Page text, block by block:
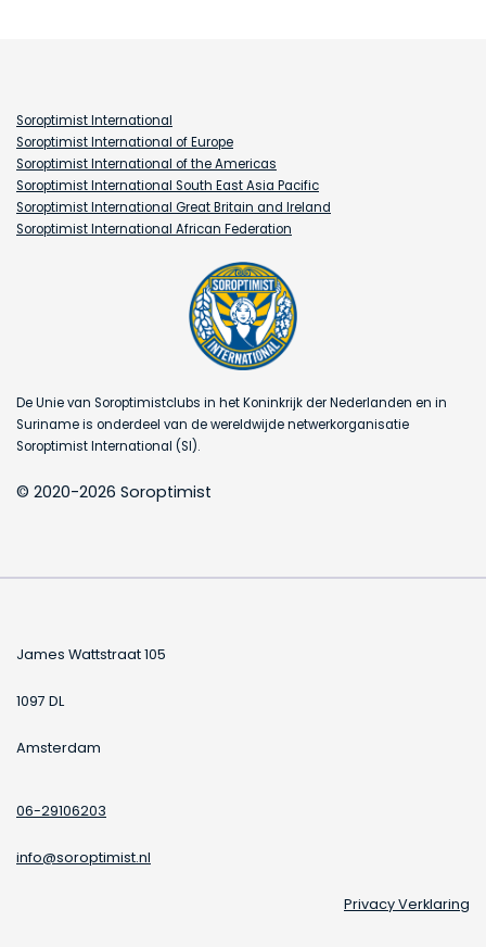
Soroptimist International
Soroptimist International of Europe
Soroptimist International of the Americas
Soroptimist International South East Asia Pacific
Soroptimist International Great Britain and Ireland
Soroptimist International African Federation
De Unie van Soroptimistclubs in het Koninkrijk der Nederlanden en in
Suriname is onderdeel van de wereldwijde netwerkorganisatie
Soroptimist International (SI).
© 2020-2026 Soroptimist
James Wattstraat 105
1097 DL
Amsterdam
06-29106203
info@soroptimist.nl
Privacy Verklaring